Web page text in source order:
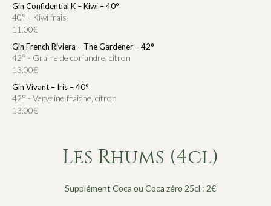
Gin Confidential K – Kiwi – 40°
40° - Kiwi frais
11.00€
Gin French Riviera – The Gardener – 42°
42° - Graine de coriandre, citron
13.00€
Gin Vivant – Iris – 40°
42° - Verveine fraiche, citron
13.00€
Les Rhums (4cl)
Supplément Coca ou Coca zéro 25cl : 2€